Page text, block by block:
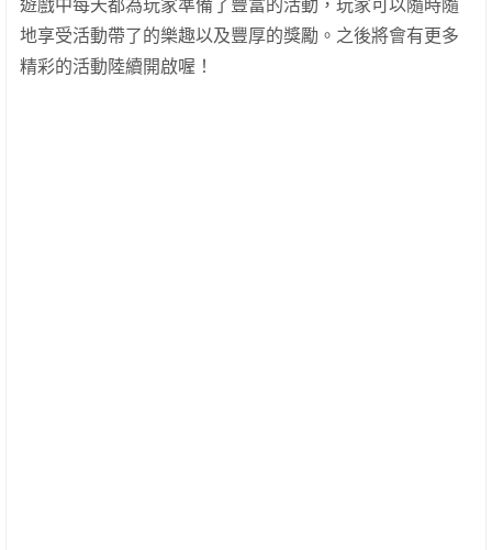
遊戲中每天都為玩家準備了豐富的活動，玩家可以隨時隨
地享受活動帶了的樂趣以及豐厚的獎勵。之後將會有更多
精彩的活動陸續開啟喔！